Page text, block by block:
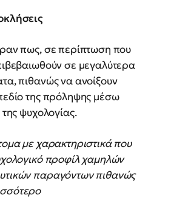
πως, σε περίπτωση που
σε μεγαλύτερα
πιθανώς να ανοίξουν
της πρόληψης μέσω
ψυχολογίας.
με χαρακτηριστικά που
προφίλ χαμηλών
παραγόντων πιθανώς